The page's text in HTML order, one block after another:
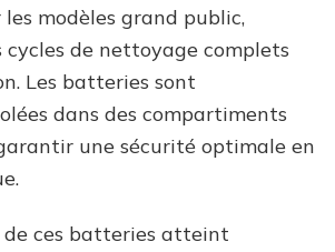
modèles grand public,
de nettoyage complets
Les batteries sont
dans des compartiments
une sécurité optimale en
de ces batteries atteint